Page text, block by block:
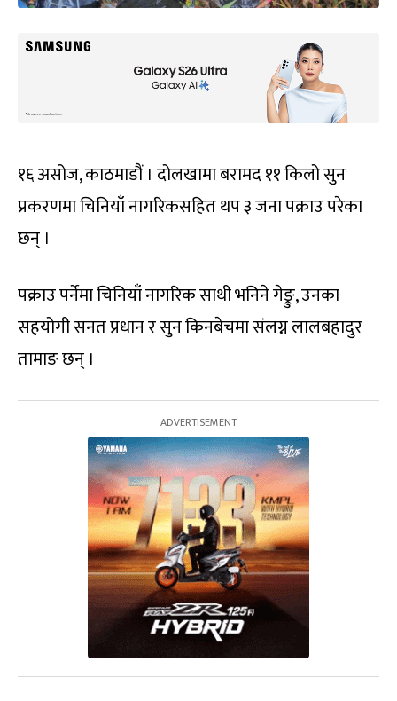
१६ असोज, काठमाडौं । दोलखामा बरामद ११ किलो सुन
प्रकरणमा चिनियाँ नागरिकसहित थप ३ जना पक्राउ परेका
छन् ।
पक्राउ पर्नेमा चिनियाँ नागरिक साथी भनिने गेङ्रु, उनका
सहयोगी सनत प्रधान र सुन किनबेचमा संलग्न लालबहादुर
तामाङ छन् ।